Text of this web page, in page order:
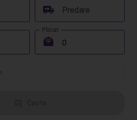
Predare
󰔾
Plicuri
󰾱